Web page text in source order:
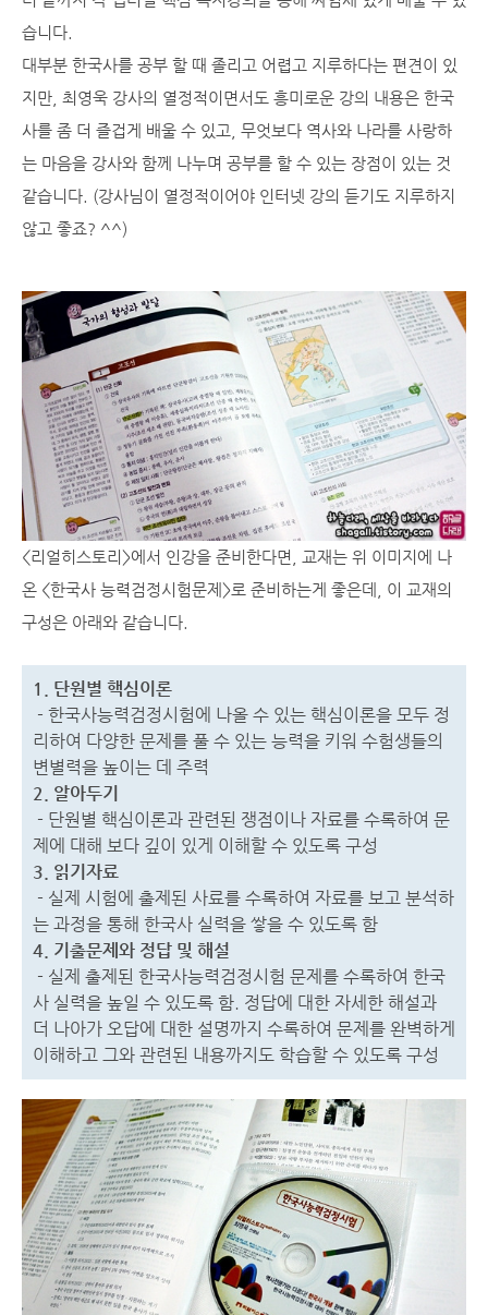
습니다.
대부분 한국사를 공부 할 때 졸리고 어렵고 지루하다는 편견이 있
지만, 최영욱 강사의 열정적이면서도 흥미로운 강의 내용은 한국
사를 좀 더 즐겁게 배울 수 있고, 무엇보다 역사와 나라를 사랑하
는 마음을 강사와 함께 나누며 공부를 할 수 있는 장점이 있는 것
같습니다. (강사님이 열정적이어야 인터넷 강의 듣기도 지루하지
않고 좋죠? ^^)
<리얼히스토리>에서 인강을 준비한다면, 교재는 위 이미지에 나
온 <한국사 능력검정시험문제>로 준비하는게 좋은데, 이 교재의
구성은 아래와 같습니다.
1. 단원별 핵심이론
- 한국사능력검정시험에 나올 수 있는 핵심이론을 모두 정
리하여 다양한 문제를 풀 수 있는 능력을 키워 수험생들의
변별력을 높이는 데 주력
2. 알아두기
- 단원별 핵심이론과 관련된 쟁점이나 자료를 수록하여 문
제에 대해 보다 깊이 있게 이해할 수 있도록 구성
3. 읽기자료
- 실제 시험에 출제된 사료를 수록하여 자료를 보고 분석하
는 과정을 통해 한국사 실력을 쌓을 수 있도록 함
4. 기출문제와 정답 및 해설
- 실제 출제된 한국사능력검정시험 문제를 수록하여 한국
사 실력을 높일 수 있도록 함. 정답에 대한 자세한 해설과
더 나아가 오답에 대한 설명까지 수록하여 문제를 완벽하게
이해하고 그와 관련된 내용까지도 학습할 수 있도록 구성